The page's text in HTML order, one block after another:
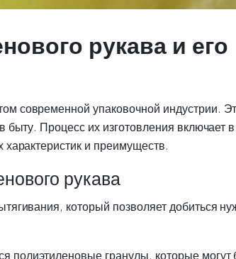
рукава и его
современной упаковочной индустрии.
Процесс их изготовления включает в
и преимуществ.
рукава
который позволяет добиться